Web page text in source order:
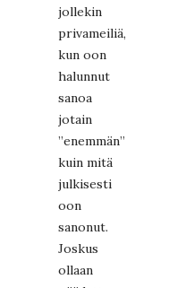
jollekin
privameiliä,
kun oon
halunnut
sanoa
jotain
”enemmän”
kuin mitä
julkisesti
oon
sanonut.
Joskus
ollaan